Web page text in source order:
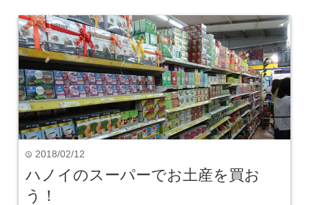
time 2018/02/12
ハノイのスーパーでお土産を買お
う！